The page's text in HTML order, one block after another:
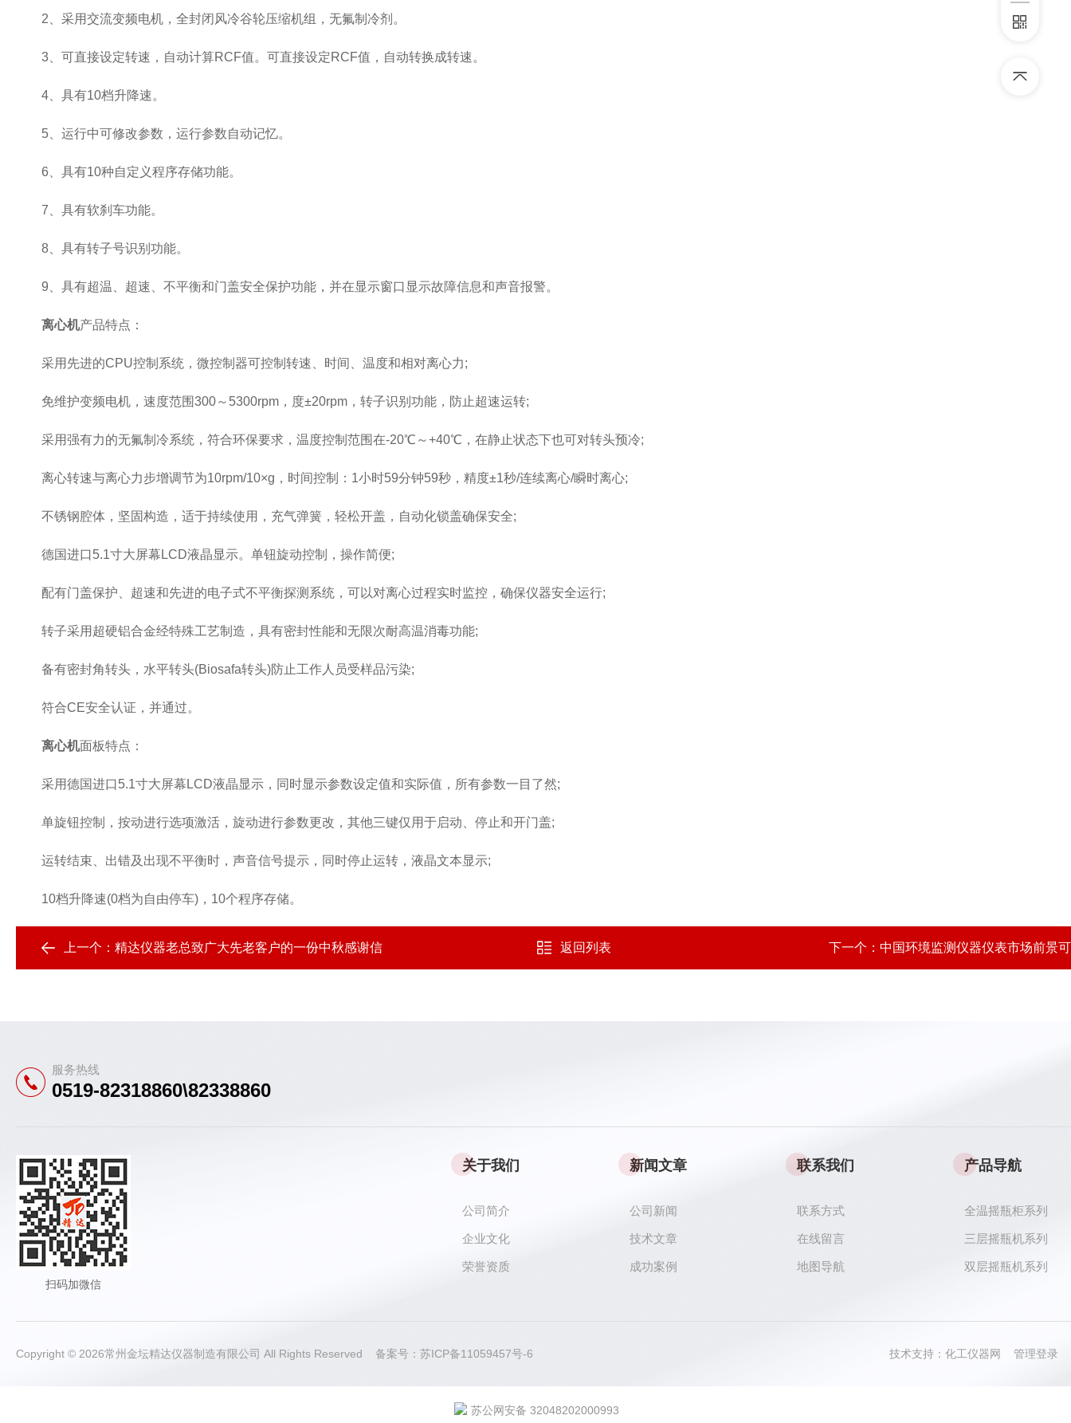
2、采用交流变频电机，全封闭风冷谷轮压缩机组，无氟制冷剂。
3、可直接设定转速，自动计算RCF值。可直接设定RCF值，自动转换成转速。
4、具有10档升降速。
5、运行中可修改参数，运行参数自动记忆。
6、具有10种自定义程序存储功能。
7、具有软刹车功能。
8、具有转子号识别功能。
9、具有超温、超速、不平衡和门盖安全保护功能，并在显示窗口显示故障信息和声音报警。
离心机产品特点：
采用先进的CPU控制系统，微控制器可控制转速、时间、温度和相对离心力;
免维护变频电机，速度范围300～5300rpm，度±20rpm，转子识别功能，防止超速运转;
采用强有力的无氟制冷系统，符合环保要求，温度控制范围在-20℃～+40℃，在静止状态下也可对转头预冷;
离心转速与离心力步增调节为10rpm/10×g，时间控制：1小时59分钟59秒，精度±1秒/连续离心/瞬时离心;
不锈钢腔体，坚固构造，适于持续使用，充气弹簧，轻松开盖，自动化锁盖确保安全;
德国进口5.1寸大屏幕LCD液晶显示。单钮旋动控制，操作简便;
配有门盖保护、超速和先进的电子式不平衡探测系统，可以对离心过程实时监控，确保仪器安全运行;
转子采用超硬铝合金经特殊工艺制造，具有密封性能和无限次耐高温消毒功能;
备有密封角转头，水平转头(Biosafa转头)防止工作人员受样品污染;
符合CE安全认证，并通过。
离心机面板特点：
采用德国进口5.1寸大屏幕LCD液晶显示，同时显示参数设定值和实际值，所有参数一目了然;
单旋钮控制，按动进行选项激活，旋动进行参数更改，其他三键仅用于启动、停止和开门盖;
运转结束、出错及出现不平衡时，声音信号提示，同时停止运转，液晶文本显示;
10档升降速(0档为自由停车)，10个程序存储。
上一个： 精达仪器老总致广大先老客户的一份中秋感谢信 返回列表 下一个： 中国环境监测仪器仪表市场前景
服务热线
0519-82318860\82338860
扫码加微信
关于我们
公司简介
企业文化
荣誉资质
新闻文章
公司新闻
技术文章
成功案例
联系我们
联系方式
在线留言
地图导航
产品导航
全温摇瓶柜系列
三层摇瓶机系列
双层摇瓶机系列
Copyright © 2026常州金坛精达仪器制造有限公司 All Rights Reserved 备案号： 苏ICP备11059457号-6 技术支持： 化工仪器网 管理登录
苏公网安备 32048202000993